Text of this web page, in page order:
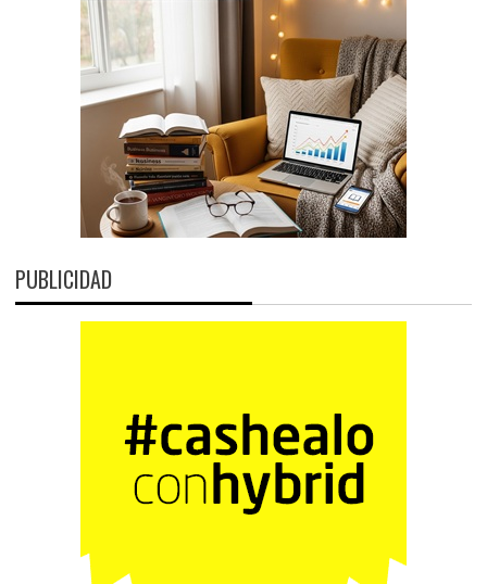
PUBLICIDAD